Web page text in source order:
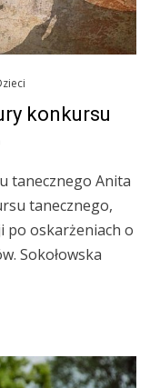
konkursu
tanecznego Anita
tanecznego,
po oskarżeniach o
Sokołowska